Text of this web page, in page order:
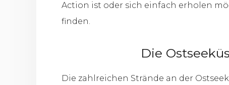
Action ist oder sich einfach erholen
finden.
Die
Die zahlreichen Strände an der